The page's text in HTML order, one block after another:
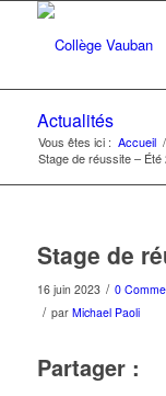
Actualités
Vous êtes ici : Accueil /
Stage de réussite – Été
Stage de
16 juin 2023 / 0
/ par Michael Paoli
Partager :